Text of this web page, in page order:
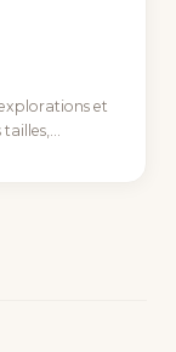
explorations et